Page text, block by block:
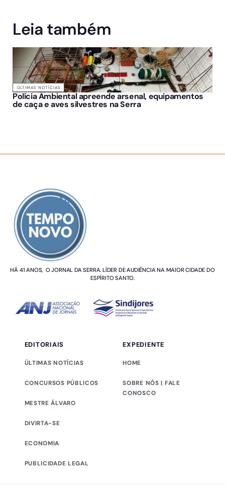
Leia também
ÚLTIMAS NOTÍCIAS
Polícia Ambiental apreende arsenal, equipamentos
de caça e aves silvestres na Serra
HÁ 41 ANOS, O JORNAL DA SERRA. LÍDER DE AUDIÊNCIA NA MAIOR CIDADE DO
ESPÍRITO SANTO.
EDITORIAIS
ÚLTIMAS NOTÍCIAS
CONCURSOS PÚBLICOS
MESTRE ÁLVARO
DIVIRTA-SE
ECONOMIA
PUBLICIDADE LEGAL
EXPEDIENTE
HOME
SOBRE NÓS | FALE
CONOSCO